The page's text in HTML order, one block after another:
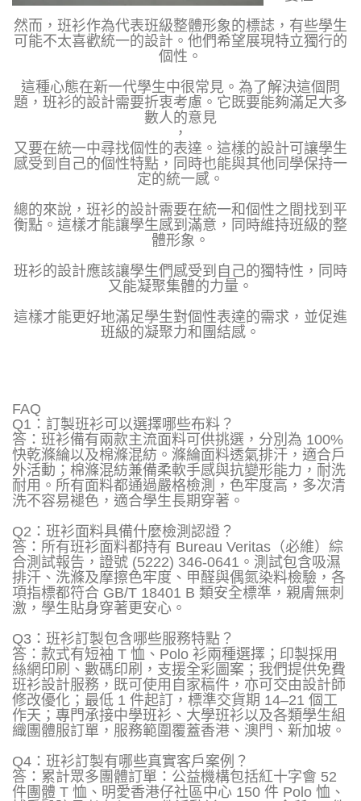
然而，班衫作為代表班級整體形象的標誌，有些學生
可能不太喜歡統一的設計。他們希望展現特立獨行的
個性。
這種心態在新一代學生中很常見。為了解決這個問
題，班衫的設計需要折衷考慮。它既要能夠滿足大多
數人的意見
，
又要在統一中尋找個性的表達。這樣的設計可讓學生
感受到自己的個性特點，同時也能與其他同學保持一
定的統一感。
總的來說，班衫的設計需要在統一和個性之間找到平
衡點。這樣才能讓學生感到滿意，同時維持班級的整
體形象。
班衫的設計應該讓學生們感受到自己的獨特性，同時
又能凝聚集體的力量。
這樣才能更好地滿足學生對個性表達的需求，並促進
班級的凝聚力和團結感。
FAQ
Q1：訂製班衫可以選擇哪些布料？
答：班衫備有兩款主流面料可供挑選，分別為 100%
快乾滌綸以及棉滌混紡。滌綸面料透氣排汗，適合戶
外活動；棉滌混紡兼備柔軟手感與抗變形能力，耐洗
耐用。所有面料都通過嚴格檢測，色牢度高，多次清
洗不容易褪色，適合學生長期穿著。
Q2：班衫面料具備什麼檢測認證？
答：所有班衫面料都持有 Bureau Veritas（必維）綜
合測試報告，證號 (5222) 346-0641。測試包含吸濕
排汗、洗滌及摩擦色牢度、甲醛與偶氮染料檢驗，各
項指標都符合 GB/T 18401 B 類安全標準，親膚無刺
激，學生貼身穿著更安心。
Q3：班衫訂製包含哪些服務特點？
答：款式有短袖 T 恤、Polo 衫兩種選擇；印製採用
絲網印刷、數碼印刷，支援全彩圖案；我們提供免費
班衫設計服務，既可使用自家稿件，亦可交由設計師
修改優化；最低 1 件起訂，標準交貨期 14–21 個工
作天；專門承接中學班衫、大學班衫以及各類學生組
織團體服訂單，服務範圍覆蓋香港、澳門、新加坡。
Q4：班衫訂製有哪些真實客戶案例？
答：累計眾多團體訂單：公益機構包括紅十字會 52
件團體 T 恤、明愛香港仔社區中心 150 件 Polo 恤、